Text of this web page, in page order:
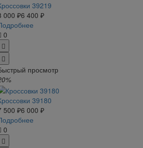
39219
000 ₽6 400 ₽
0
просмотр
39180
500 ₽6 000 ₽
0